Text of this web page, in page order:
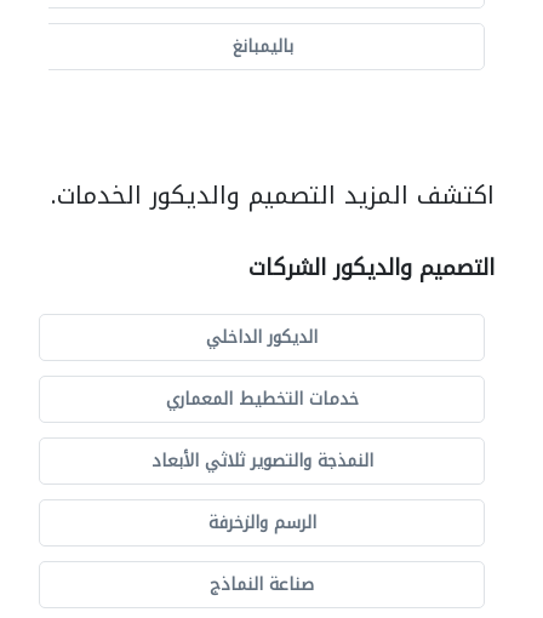
باليمبانغ
اكتشف المزيد التصميم والديكور الخدمات.
التصميم والديكور الشركات
الديكور الداخلي
خدمات التخطيط المعماري
النمذجة والتصوير ثلاثي الأبعاد
الرسم والزخرفة
صناعة النماذج